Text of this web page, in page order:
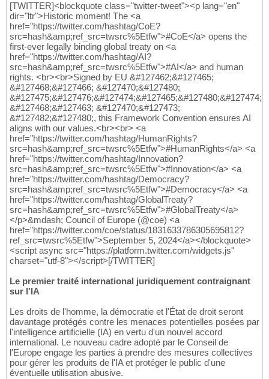
[TWITTER]<blockquote class="twitter-tweet"><p lang="en"
dir="ltr">Historic moment! The <a
href="https://twitter.com/hashtag/CoE?
src=hash&amp;ref_src=twsrc%5Etfw">#CoE</a> opens the
first-ever legally binding global treaty on <a
href="https://twitter.com/hashtag/AI?
src=hash&amp;ref_src=twsrc%5Etfw">#AI</a> and human
rights. <br><br>Signed by EU &#127462;&#127465;
&#127468;&#127466; &#127470;&#127480;
&#127475;&#127476;&#127474;&#127465;&#127480;&#127474;
&#127468;&#127463; &#127470;&#127473;
&#127482;&#127480;, this Framework Convention ensures AI
aligns with our values.<br><br> <a
href="https://twitter.com/hashtag/HumanRights?
src=hash&amp;ref_src=twsrc%5Etfw">#HumanRights</a> <a
href="https://twitter.com/hashtag/Innovation?
src=hash&amp;ref_src=twsrc%5Etfw">#Innovation</a> <a
href="https://twitter.com/hashtag/Democracy?
src=hash&amp;ref_src=twsrc%5Etfw">#Democracy</a> <a
href="https://twitter.com/hashtag/GlobalTreaty?
src=hash&amp;ref_src=twsrc%5Etfw">#GlobalTreaty</a>
</p>&mdash; Council of Europe (@coe) <a
href="https://twitter.com/coe/status/1831633786305695812?
ref_src=twsrc%5Etfw">September 5, 2024</a></blockquote>
<script async src="https://platform.twitter.com/widgets.js"
charset="utf-8"></script>[/TWITTER]
Le premier traité international juridiquement contraignant
sur l'IA
Les droits de l'homme, la démocratie et l'État de droit seront
davantage protégés contre les menaces potentielles posées par
l'intelligence artificielle (IA) en vertu d'un nouvel accord
international. Le nouveau cadre adopté par le Conseil de
l'Europe engage les parties à prendre des mesures collectives
pour gérer les produits de l'IA et protéger le public d'une
éventuelle utilisation abusive.